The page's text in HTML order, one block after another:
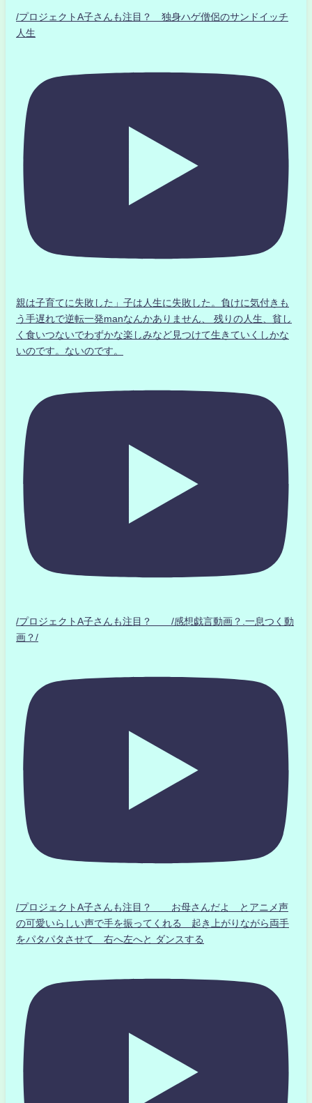
/プロジェクトA子さんも注目？ 独身ハゲ僧侶のサンドイッチ
人生
親は子育てに失敗した」子は人生に失敗した。負けに気付きも
う手遅れで逆転一発manなんかありません、 残りの人生、貧し
く食いつないでわずかな楽しみなど見つけて生きていくしかな
いのです。ないのです。
/プロジェクトA子さんも注目？ /感想戯言動画？.一息つく動
画？/
/プロジェクトA子さんも注目？ お母さんだよ とアニメ声
の可愛いらしい声で手を振ってくれる 起き上がりながら両手
をパタパタさせて 右へ左へと ダンスする